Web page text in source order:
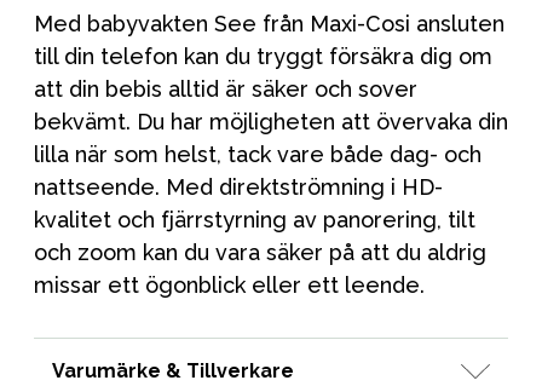
Med babyvakten See från Maxi-Cosi ansluten
till din telefon kan du tryggt försäkra dig om
att din bebis alltid är säker och sover
bekvämt. Du har möjligheten att övervaka din
lilla när som helst, tack vare både dag- och
nattseende. Med direktströmning i HD-
kvalitet och fjärrstyrning av panorering, tilt
och zoom kan du vara säker på att du aldrig
missar ett ögonblick eller ett leende.
Varumärke & Tillverkare